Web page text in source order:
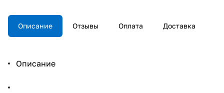
динамик повышенной
громкости; 3-х проводная схема
подключения; максимальная
Описание Отзывы Оплата Доставка
Описание